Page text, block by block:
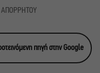
ΑΠΟΡΡΗΤΟΥ
πηγή στην Google